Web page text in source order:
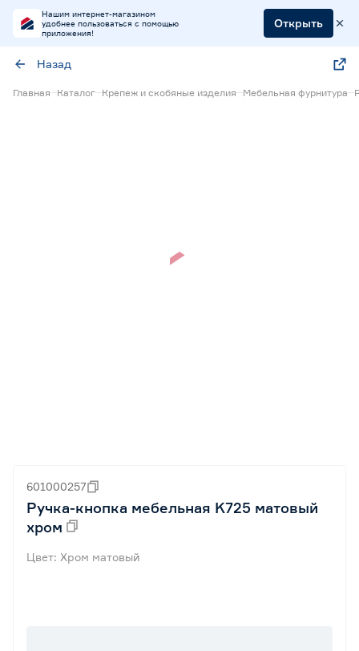
Нашим интернет-магазином
удобнее пользоваться с помощью
приложения!
Открыть
Назад
Главная Каталог Крепеж и скобяные изделия Мебельная фурнитура
601000257
Ручка-кнопка мебельная K725 матовый
хром
Цвет: Хром матовый